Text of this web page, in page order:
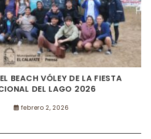
BEACH VÓLEY DE LA FIESTA
DEL LAGO 2026
febrero 2, 2026